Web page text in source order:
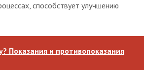
способствует улучшению
и противопоказания